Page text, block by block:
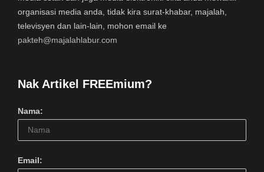
organisasi media anda, tidak kira surat-khabar, majalah,
televisyen dan lain-lain, mohon email ke
pakteh@majalahlabur.com
Nak Artikel FREEmium?
Nama:
Email: